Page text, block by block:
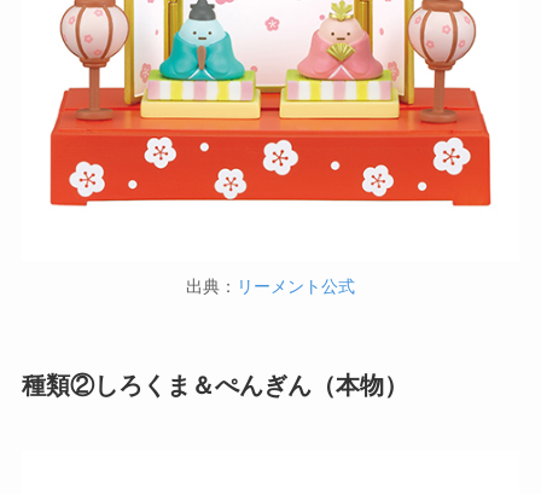
出典： リーメント公式
種類②しろくま＆ぺんぎん（本物）